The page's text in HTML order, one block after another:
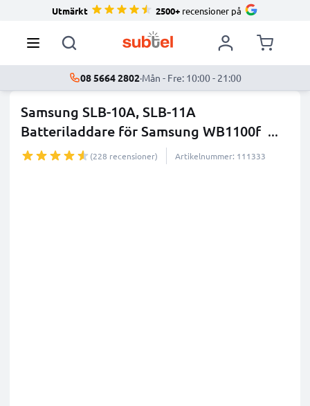
Utmärkt 2500+ recensioner på
08 5664 2802·Mån - Fre: 10:00 - 21:00
Samsung SLB-10A, SLB-11A
Batteriladdare för Samsung WB1100f ...
mer
(228 recensioner) Artikelnummer: 111333